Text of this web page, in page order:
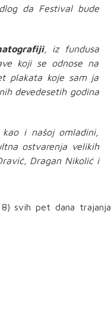
da Festival bude
, iz fundusa
koji se odnose na
plakata koje sam ja
devedesetih godina
i našoj omladini,
ostvarenja velikih
Dragan Nikolić i
svih pet dana trajanja